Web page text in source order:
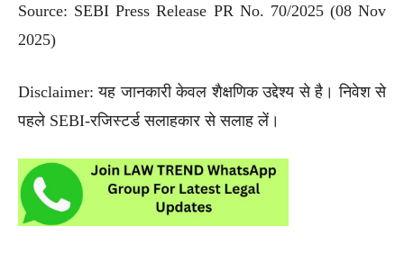
Source: SEBI Press Release PR No. 70/2025 (08 Nov
2025)
Disclaimer: यह जानकारी केवल शैक्षणिक उद्देश्य से है। निवेश से
पहले SEBI-रजिस्टर्ड सलाहकार से सलाह लें।